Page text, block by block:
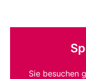
Sie besuchen